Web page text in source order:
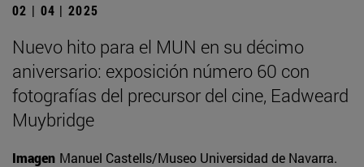
02 | 04 | 2025
Nuevo hito para el MUN en su décimo
aniversario: exposición número 60 con
fotografías del precursor del cine, Eadweard
Muybridge
Imagen Manuel Castells/Museo Universidad de Navarra.